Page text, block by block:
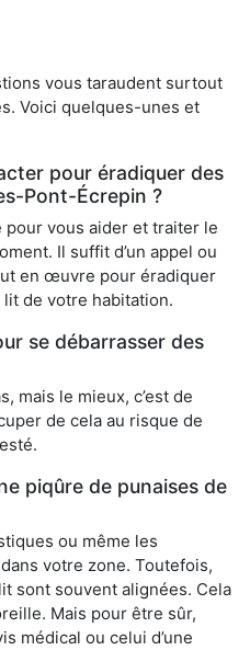
vous taraudent surtout
Voici quelques-unes et
pour éradiquer des
Pont-Écrepin ?
pour vous aider et traiter le
Il suffit d’un appel ou
en œuvre pour éradiquer
de votre habitation.
se débarrasser des
mais le mieux, c’est de
de cela au risque de
piqûre de punaises de
ou même les
votre zone. Toutefois,
sont souvent alignées. Cela
Mais pour être sûr,
médical ou celui d’une